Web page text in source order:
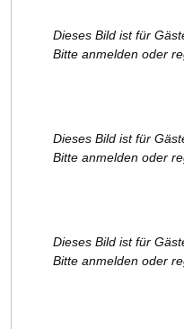
Dieses Bild ist für
Bitte anmelden oder
Dieses Bild ist für
Bitte anmelden oder
Dieses Bild ist für
Bitte anmelden oder